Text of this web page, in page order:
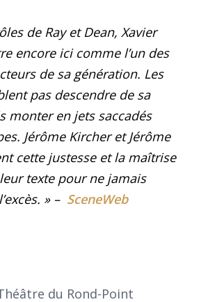
de Ray et Dean, Xavier
encore ici comme l’un des
de sa génération. Les
pas descendre de sa
monter en jets saccadés
Jérôme Kircher et Jérôme
cette justesse et la maîtrise
texte pour ne jamais
» – SceneWeb